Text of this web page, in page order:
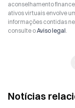
aconselhamento
ativos virtuais envolve
informações contidas
consulte oAviso legal.
Notícias